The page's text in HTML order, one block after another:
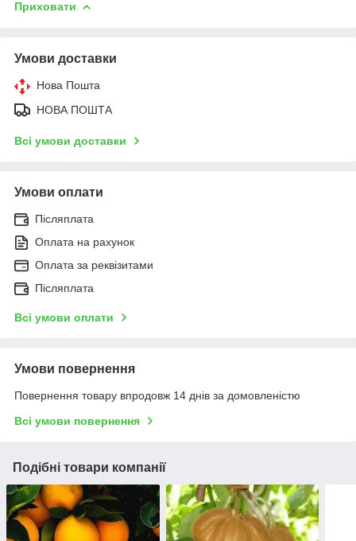
Приховати
Умови доставки
Нова Пошта
НОВА ПОШТА
Всі умови доставки
Умови оплати
Післяплата
Оплата на рахунок
Оплата за реквізитами
Післяплата
Всі умови оплати
Умови повернення
Повернення товару впродовж 14 днів за домовленістю
Всі умови повернення
Подібні товари компанії